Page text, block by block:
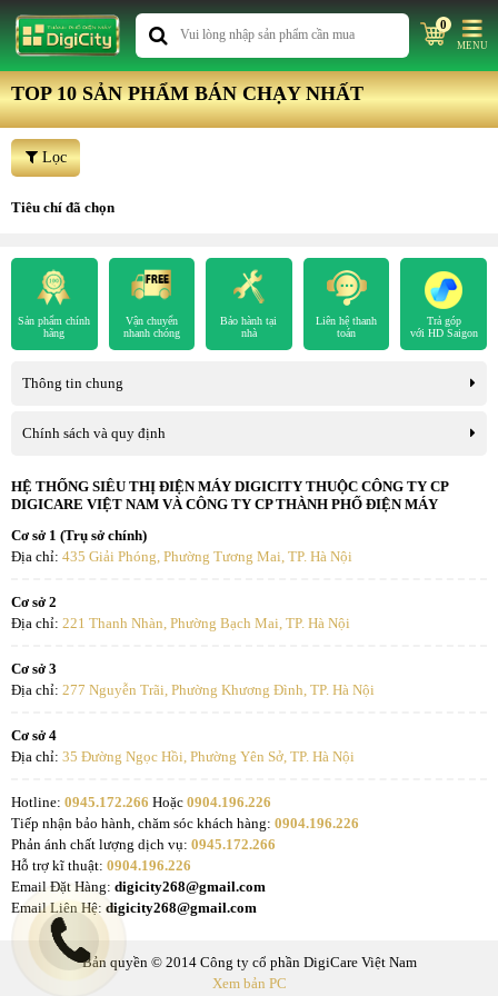
0
MENU
TOP 10 SẢN PHẨM BÁN CHẠY NHẤT
Lọc
Tiêu chí đã chọn
Sản phẩm chính
hãng
Vận chuyển
nhanh chóng
Bảo hành tại
nhà
Liên hệ thanh
toán
Trả góp
với HD Saigon
Thông tin chung
Chính sách và quy định
HỆ THỐNG SIÊU THỊ ĐIỆN MÁY DIGICITY THUỘC CÔNG TY CP
DIGICARE VIỆT NAM VÀ CÔNG TY CP THÀNH PHỐ ĐIỆN MÁY
Cơ sở 1 (Trụ sở chính)
Địa chỉ: 435 Giải Phóng, Phường Tương Mai, TP. Hà Nội
Cơ sở 2
Địa chỉ: 221 Thanh Nhàn, Phường Bạch Mai, TP. Hà Nội
Cơ sở 3
Địa chỉ: 277 Nguyễn Trãi, Phường Khương Đình, TP. Hà Nội
Cơ sở 4
Địa chỉ: 35 Đường Ngọc Hồi, Phường Yên Sở, TP. Hà Nội
Hotline: 0945.172.266 Hoặc 0904.196.226
Tiếp nhận bảo hành, chăm sóc khách hàng: 0904.196.226
Phản ánh chất lượng dịch vụ: 0945.172.266
Hỗ trợ kĩ thuật: 0904.196.226
Email Đặt Hàng: digicity268@gmail.com
Email Liên Hệ: digicity268@gmail.com
Bản quyền © 2014 Công ty cổ phần DigiCare Việt Nam
Xem bản PC